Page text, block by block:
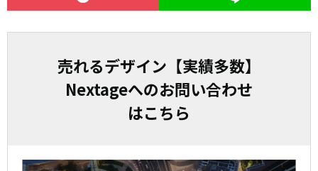
売れるデザイン【実績多数】
Nextageへのお問い合わせ
はこちら